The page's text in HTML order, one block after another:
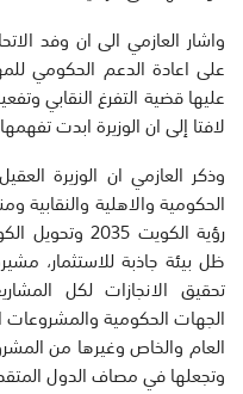
واشار العازمي الى ان وفد
على اعادة الدعم الحكومي
عليها قضية التفرغ النقابي
لافتا إلى ان الوزيرة ابدت
وذكر العازمي ان الوزيرة
الحكومية والاهلية
رؤية الكويت
ظل بيئة جاذبة للاستثمار،
تحقيق الانجازات لكل
الجهات الحكومية والمشروعات
العام والخاص وغيرها من
وتجعلها في مصاف الدول